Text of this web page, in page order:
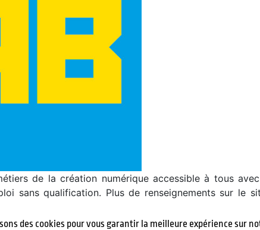
de la création numérique accessible à tous
sans qualification. Plus de renseignements sur le
des cookies pour vous garantir la meilleure expérience sur